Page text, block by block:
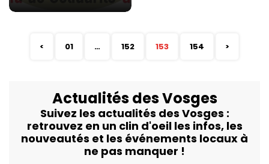
< 01 … 152 153 154 >
Actualités des Vosges
Suivez les actualités des Vosges :
retrouvez en un clin d'oeil les infos, les
nouveautés et les événements locaux à
ne pas manquer !